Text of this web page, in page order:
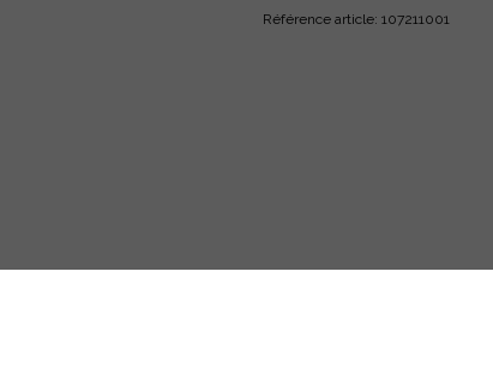
Référence article: 107211001